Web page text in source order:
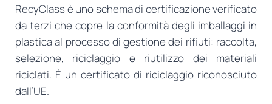
RecyClass è uno schema di certificazione verificato
da terzi che copre la conformità degli imballaggi in
plastica al processo di gestione dei rifiuti: raccolta,
selezione, riciclaggio e riutilizzo dei materiali
riciclati. È un certificato di riciclaggio riconosciuto
dall’UE.